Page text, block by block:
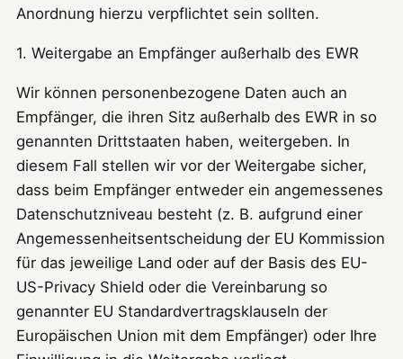
Anordnung hierzu verpflichtet sein sollten.
1. Weitergabe an Empfänger außerhalb des EWR
Wir können personenbezogene Daten auch an
Empfänger, die ihren Sitz außerhalb des EWR in so
genannten Drittstaaten haben, weitergeben. In
diesem Fall stellen wir vor der Weitergabe sicher,
dass beim Empfänger entweder ein angemessenes
Datenschutzniveau besteht (z. B. aufgrund einer
Angemessenheitsentscheidung der EU Kommission
für das jeweilige Land oder auf der Basis des EU-
US-Privacy Shield oder die Vereinbarung so
genannter EU Standardvertragsklauseln der
Europäischen Union mit dem Empfänger) oder Ihre